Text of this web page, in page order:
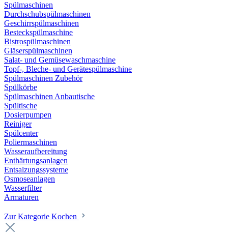
Spülmaschinen
Durchschubspülmaschinen
Geschirrspülmaschinen
Besteckspülmaschine
Bistrospülmaschinen
Gläserspülmaschinen
Salat- und Gemüsewaschmaschine
Topf-, Bleche- und Gerätespülmaschine
Spülmaschinen Zubehör
Spülkörbe
Spülmaschinen Anbautische
Spültische
Dosierpumpen
Reiniger
Spülcenter
Poliermaschinen
Wasseraufbereitung
Enthärtungsanlagen
Entsalzungssysteme
Osmoseanlagen
Wasserfilter
Armaturen
Zur Kategorie Kochen